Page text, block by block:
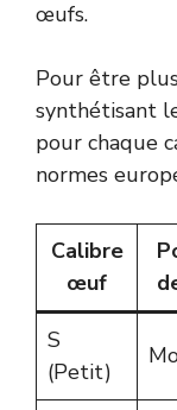
œufs.
Pour être
synthétisant
pour chaque
normes
Calibre
œuf
S
(Petit)